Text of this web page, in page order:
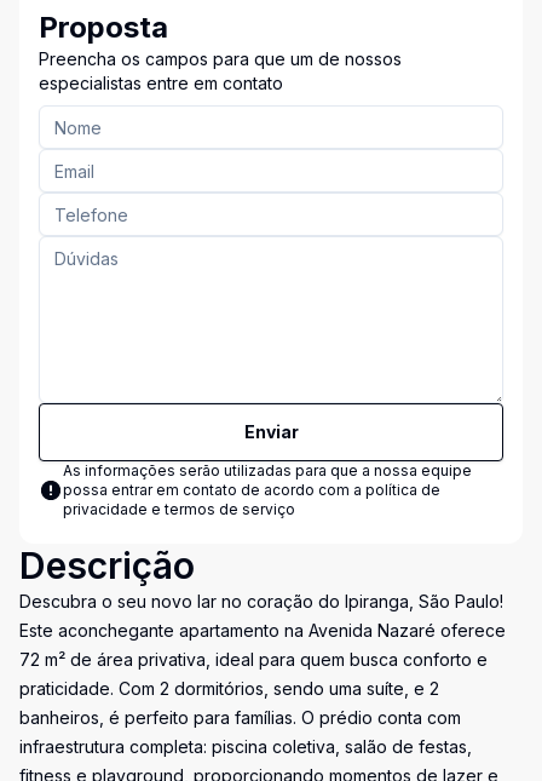
Proposta
Preencha os campos para que um de nossos
especialistas entre em contato
Enviar
As informações serão utilizadas para que a nossa equipe
possa entrar em contato de acordo com a política de
privacidade e termos de serviço
Descrição
Descubra o seu novo lar no coração do Ipiranga, São Paulo!
Este aconchegante apartamento na Avenida Nazaré oferece
72 m² de área privativa, ideal para quem busca conforto e
praticidade. Com 2 dormitórios, sendo uma suíte, e 2
banheiros, é perfeito para famílias. O prédio conta com
infraestrutura completa: piscina coletiva, salão de festas,
fitness e playground, proporcionando momentos de lazer e